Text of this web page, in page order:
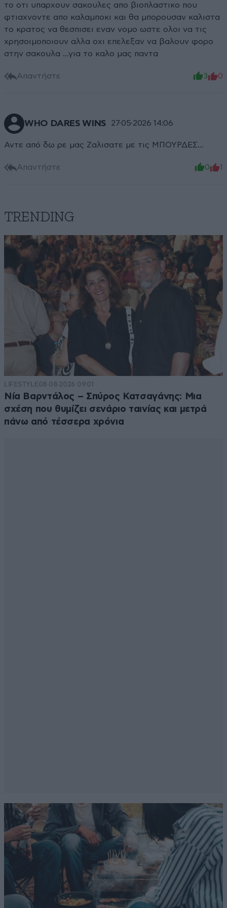
το οτι υπαρχουν σακουλες απο βιοπλαστικο που
φτιαχνοντε απο καλαμποκι και θα μπορουσαν καλιστα
το κρατος να θεσπισει εναν νομο ωστε ολοι να τις
χρησοιμοποιουν αλλα οχι επελεξαν να βαλουν φορο
στην σακουλα ...για το καλο μας παντα
Απαντήστε 3 0
WHO DARES WINS 27·05·2026 14:06
Αντε από δω ρε μας Ζαλισατε με τις ΜΠΟΥΡΔΕΣ...
Απαντήστε 0 1
TRENDING
LIFESTYLE08·08·2026 09:01
Νία Βαρντάλος – Σπύρος Κατσαγάνης: Μια
σχέση που θυμίζει σενάριο ταινίας και μετρά
πάνω από τέσσερα χρόνια